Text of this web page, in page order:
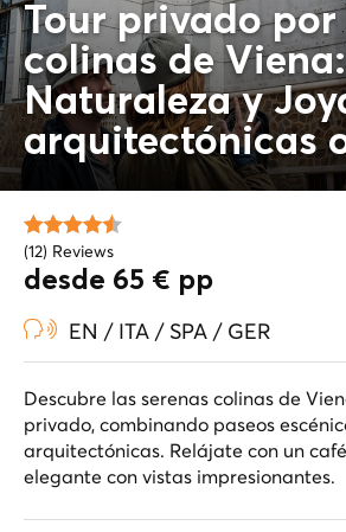
Tour privado por
colinas de Viena:
Naturaleza y
arquitectónicas
(12) Reviews
desde 65 € pp
EN / ITA / SPA / GER
Descubre las serenas colinas de
privado, combinando paseos
arquitectónicas. Relájate con un
elegante con vistas impresionantes.